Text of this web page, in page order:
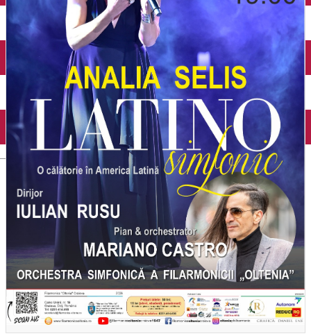
English
Închirieri auto
Închirieri biciclete
Taxi
Încărcare vehicule electrice